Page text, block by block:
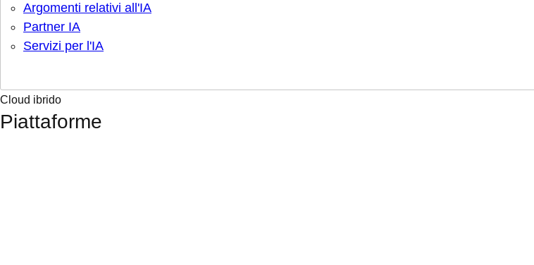
Argomenti relativi all'IA
Partner IA
Servizi per l'IA
Cloud ibrido
Piattaforme